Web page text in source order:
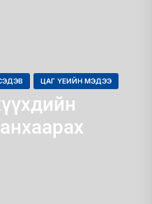
ЦАГ ҮЕИЙН МЭДЭЭ